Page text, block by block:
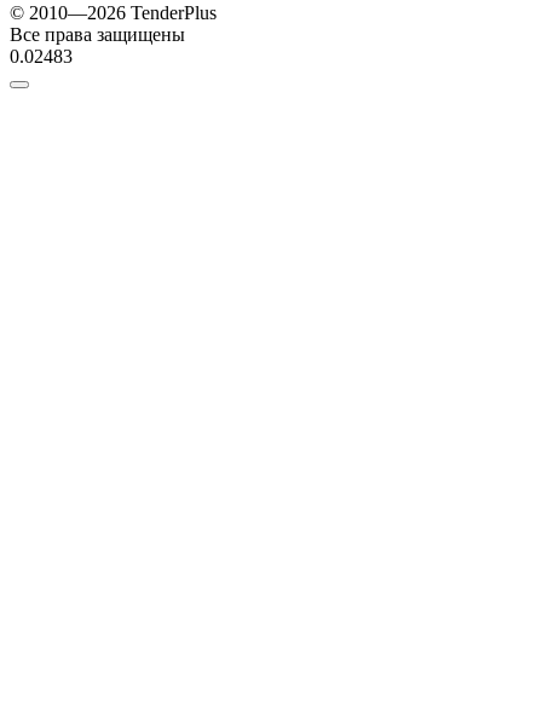
© 2010—2026 TenderPlus
Все права защищены
0.02483